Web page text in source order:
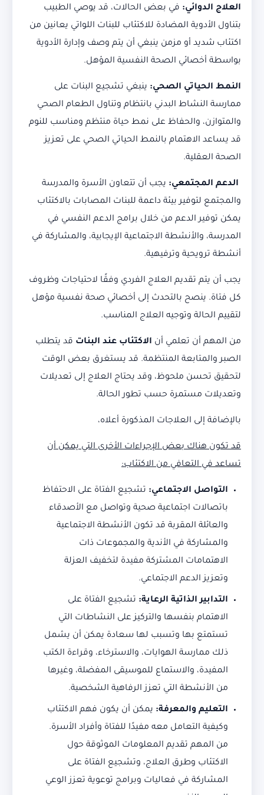
العلاج الدوائي: في بعض الحالات، قد يوصي الطبيب
بتناول الأدوية المضادة للاكتئاب للبنات اللواتي يعانين من
اكتئاب شديد أو مزمن ينبغي أن يتم وصف وإدارة الأدوية
بواسطة أخصائي الصحة النفسية المؤهل.
النمط الحياتي الصحي: ينبغي تشجيع البنات على
ممارسة النشاط البدني بانتظام وتناول الطعام الصحي
والمتوازن، والحفاظ على نمط حياة منتظم ومناسب للنوم
قد يساعد الاهتمام بالنمط الحياتي الصحي على تعزيز
الصحة العقلية.
الدعم المجتمعي: يجب أن تتعاون الأسرة والمدرسة
والمجتمع لتوفير بيئة داعمة للبنات المصابات بالاكتئاب
يمكن توفير الدعم من خلال برامج الدعم النفسي في
المدرسة، والأنشطة الاجتماعية الإيجابية، والمشاركة في
أنشطة ترويحية وترفيهية.
يجب أن يتم تقديم العلاج الفردي وفقًا لاحتياجات وظروف
كل فتاة. ينصح بالتحدث إلى أخصائي صحة نفسية مؤهل
لتقييم الحالة وتوجيه العلاج المناسب.
من المهم أن تعلمي أن الاكتئاب عند البنات قد يتطلب
الصبر والمتابعة المنتظمة. قد يستغرق بعض الوقت
لتحقيق تحسن ملحوظ، وقد يحتاج العلاج إلى تعديلات
وتعديلات مستمرة حسب تطور الحالة.
بالإضافة إلى العلاجات المذكورة أعلاه،
قد تكون هناك بعض الإجراءات الأخرى التي يمكن أن
تساعد في التعافي من الاكتئاب:
التواصل الاجتماعي: تشجيع الفتاة على الاحتفاظ
باتصالات اجتماعية صحية وتواصل مع الأصدقاء
والعائلة المقربة قد تكون الأنشطة الاجتماعية
والمشاركة في الأندية والمجموعات ذات
الاهتمامات المشتركة مفيدة لتخفيف العزلة
وتعزيز الدعم الاجتماعي.
التدابير الذاتية الرعاية: تشجيع الفتاة على
الاهتمام بنفسها والتركيز على النشاطات التي
تستمتع بها وتسبب لها سعادة يمكن أن يشمل
ذلك ممارسة الهوايات، والاسترخاء، وقراءة الكتب
المفيدة، والاستماع للموسيقى المفضلة، وغيرها
من الأنشطة التي تعزز الرفاهية الشخصية.
التعليم والمعرفة: يمكن أن يكون فهم الاكتئاب
وكيفية التعامل معه مفيدًا للفتاة وأفراد الأسرة.
من المهم تقديم المعلومات الموثوقة حول
الاكتئاب وطرق العلاج، وتشجيع الفتاة على
المشاركة في فعاليات وبرامج توعوية تعزز الوعي